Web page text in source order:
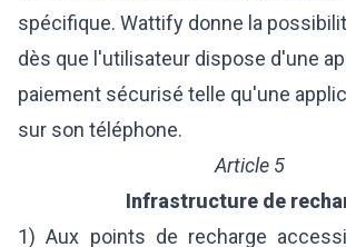
spécifique. Wattify donne la
dès que l'utilisateur dispose d'une
paiement sécurisé telle qu'une
sur son téléphone.
Article 5
Infrastructure de
1) Aux points de recharge